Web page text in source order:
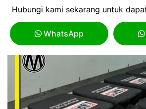
Hubungi kami sekarang untuk
WhatsApp